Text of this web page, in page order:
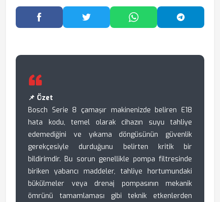
Facebook'ta PaylaşTwitter'da PaylaşWhatsApp'ta Paylaş
📌 Özet
Bosch Serie 8 çamaşır makinenizde beliren E18
hata kodu, temel olarak cihazın suyu tahliye
edemediğini ve yıkama döngüsünün güvenlik
gerekçesiyle durduğunu belirten kritik bir
bildirimdir. Bu sorun genellikle pompa filtresinde
biriken yabancı maddeler, tahliye hortumundaki
bükülmeler veya drenaj pompasının mekanik
ömrünü tamamlaması gibi teknik etkenlerden